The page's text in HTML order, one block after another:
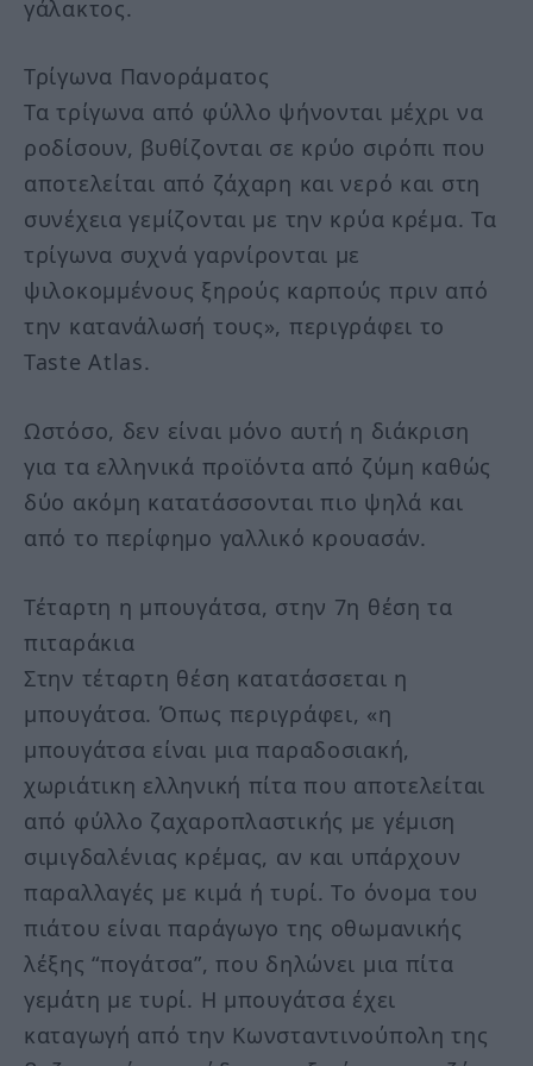
γάλακτος.
Τρίγωνα Πανοράματος
Τα τρίγωνα από φύλλο ψήνονται μέχρι να
ροδίσουν, βυθίζονται σε κρύο σιρόπι που
αποτελείται από ζάχαρη και νερό και στη
συνέχεια γεμίζονται με την κρύα κρέμα. Τα
τρίγωνα συχνά γαρνίρονται με
ψιλοκομμένους ξηρούς καρπούς πριν από
την κατανάλωσή τους», περιγράφει το
Taste Atlas.
Ωστόσο, δεν είναι μόνο αυτή η διάκριση
για τα ελληνικά προϊόντα από ζύμη καθώς
δύο ακόμη κατατάσσονται πιο ψηλά και
από το περίφημο γαλλικό κρουασάν.
Τέταρτη η μπουγάτσα, στην 7η θέση τα
πιταράκια
Στην τέταρτη θέση κατατάσσεται η
μπουγάτσα. Όπως περιγράφει, «η
μπουγάτσα είναι μια παραδοσιακή,
χωριάτικη ελληνική πίτα που αποτελείται
από φύλλο ζαχαροπλαστικής με γέμιση
σιμιγδαλένιας κρέμας, αν και υπάρχουν
παραλλαγές με κιμά ή τυρί. Το όνομα του
πιάτου είναι παράγωγο της οθωμανικής
λέξης “πογάτσα”, που δηλώνει μια πίτα
γεμάτη με τυρί. Η μπουγάτσα έχει
καταγωγή από την Κωνσταντινούπολη της